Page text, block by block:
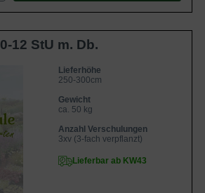
12 StU m. Db.
Lieferhöhe
250-300cm
Gewicht
ca. 50 kg
Anzahl Verschulungen
3xv (3-fach verpflanzt)
Lieferbar ab KW43